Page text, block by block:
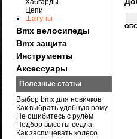
Хабгарды
Цепи
Шатуны
Bmx велосипеды
Bmx защита
Инструменты
Аксессуары
Полезные статьи
Выбор bmx для новичков
Как выбрать удобную раму
Не ошибитесь с рулём
Подбор высоты седла
Как заспицевать колесо